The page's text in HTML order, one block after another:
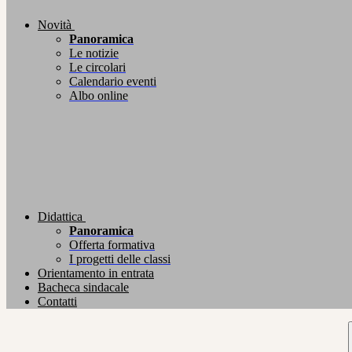
Novità
Panoramica
Le notizie
Le circolari
Calendario eventi
Albo online
Didattica
Panoramica
Offerta formativa
I progetti delle classi
Orientamento in entrata
Bacheca sindacale
Contatti